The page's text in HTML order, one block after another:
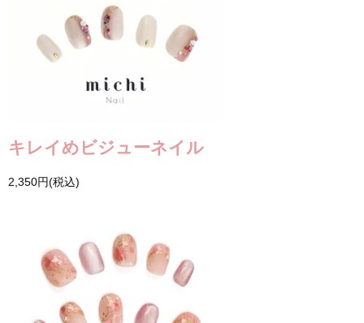
キレイめビジューネイル
2,350円(税込)